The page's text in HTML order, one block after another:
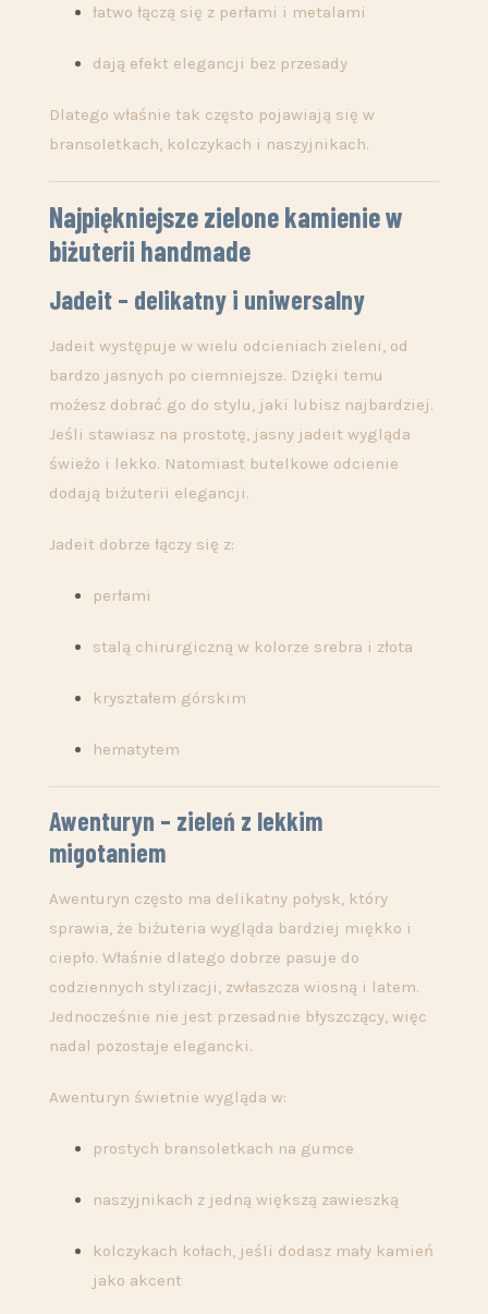
łatwo łączą się z perłami i metalami
dają efekt elegancji bez przesady
Dlatego właśnie tak często pojawiają się w
bransoletkach, kolczykach i naszyjnikach.
Najpiękniejsze zielone kamienie w
biżuterii handmade
Jadeit – delikatny i uniwersalny
Jadeit występuje w wielu odcieniach zieleni, od
bardzo jasnych po ciemniejsze. Dzięki temu
możesz dobrać go do stylu, jaki lubisz najbardziej.
Jeśli stawiasz na prostotę, jasny jadeit wygląda
świeżo i lekko. Natomiast butelkowe odcienie
dodają biżuterii elegancji.
Jadeit dobrze łączy się z:
perłami
stalą chirurgiczną w kolorze srebra i złota
kryształem górskim
hematytem
Awenturyn – zieleń z lekkim
migotaniem
Awenturyn często ma delikatny połysk, który
sprawia, że biżuteria wygląda bardziej miękko i
ciepło. Właśnie dlatego dobrze pasuje do
codziennych stylizacji, zwłaszcza wiosną i latem.
Jednocześnie nie jest przesadnie błyszczący, więc
nadal pozostaje elegancki.
Awenturyn świetnie wygląda w:
prostych bransoletkach na gumce
naszyjnikach z jedną większą zawieszką
kolczykach kołach, jeśli dodasz mały kamień
jako akcent